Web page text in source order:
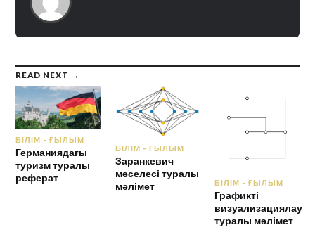
READ NEXT →
БІЛІМ - ҒЫЛЫМ
Германиядағы
туризм туралы
реферат
БІЛІМ - ҒЫЛЫМ
Заранкевич
мәселесі туралы
мәлімет
БІЛІМ - ҒЫЛЫМ
Графикті
визуализациялау
туралы мәлімет